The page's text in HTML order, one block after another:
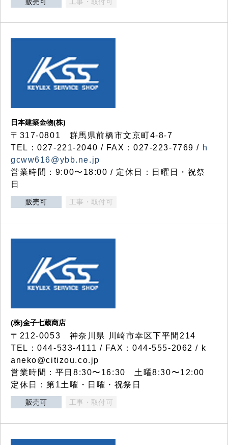
日本建築金物(株)
〒317‐0801 群馬県前橋市文京町4-8-7
TEL：027-221-2040 / FAX：027-223-7769 / h
gcww616@ybb.ne.jp
営業時間：9:00〜18:00 / 定休日：日曜日・祝祭
日
販売可 工事・取付可
(株)金子七蔵商店
〒212-0053 神奈川県 川崎市幸区下平間214
TEL：044-533-4111 / FAX：044-555-2062 / k
aneko@citizou.co.jp
営業時間：平日8:30〜16:30 土曜8:30〜12:00
定休日：第1土曜・日曜・祝祭日
販売可 工事・取付可